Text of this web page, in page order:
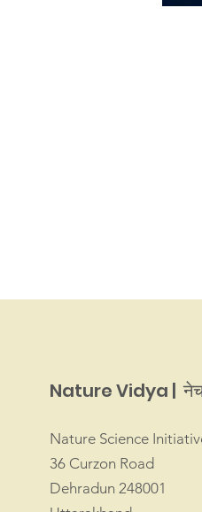
Nature Vidya | नेचर
Nature Science
36 Curzon Road
Dehradun 248001